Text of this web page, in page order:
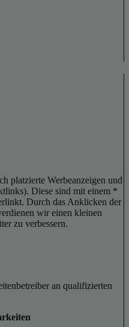
platzierte Werbeanzeigen und
Diese sind mit einem *
Durch das Anklicken der
wir einen kleinen
zu verbessern.
an qualifizierten